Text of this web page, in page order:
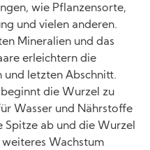
wie Pflanzensorte,
und vielen anderen.
Mineralien und das
erleichtern die
und letzten Abschnitt.
die Wurzel zu
Wasser und Nährstoffe
Spitze ab und die Wurzel
Wachstum